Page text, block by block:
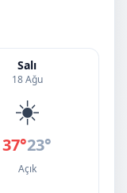
Salı
18 Ağu
☀️
37°23°
Açık